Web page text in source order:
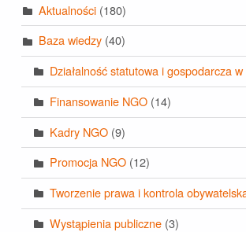
Aktualności(180)
Baza wiedzy(40)
Działalność statutowa i gospodarcza
Finansowanie NGO (14)
Kadry NGO (9)
Promocja NGO (12)
Tworzenie prawa i kontrola
Wystąpienia publiczne (3)